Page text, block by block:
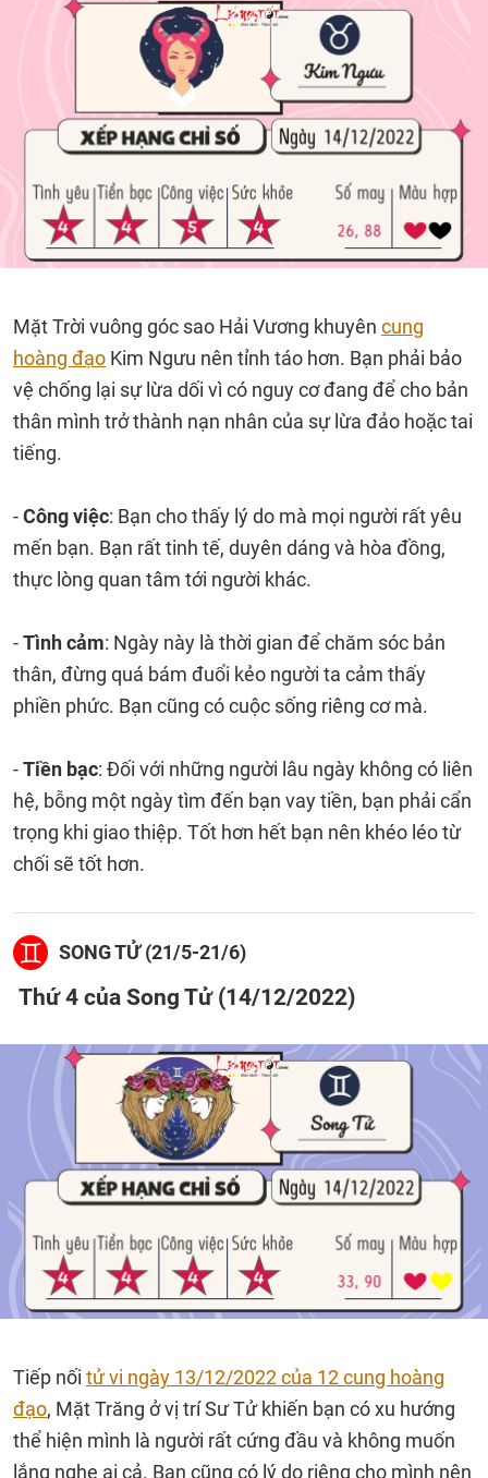
Mặt Trời vuông góc sao Hải Vương khuyên cung
hoàng đạo Kim Ngưu nên tỉnh táo hơn. Bạn phải bảo
vệ chống lại sự lừa dối vì có nguy cơ đang để cho bản
thân mình trở thành nạn nhân của sự lừa đảo hoặc tai
tiếng.
-Công việc: Bạn cho thấy lý do mà mọi người rất yêu
mến bạn. Bạn rất tinh tế, duyên dáng và hòa đồng,
thực lòng quan tâm tới người khác.
-Tình cảm: Ngày này là thời gian để chăm sóc bản
thân, đừng quá bám đuổi kẻo người ta cảm thấy
phiền phức. Bạn cũng có cuộc sống riêng cơ mà.
-Tiền bạc: Đối với những người lâu ngày không có liên
hệ, bỗng một ngày tìm đến bạn vay tiền, bạn phải cẩn
trọng khi giao thiệp. Tốt hơn hết bạn nên khéo léo từ
chối sẽ tốt hơn.
SONG TỬ (21/5-21/6)
Thứ 4 của Song Tử (14/12/2022)
Tiếp nối tử vi ngày 13/12/2022 của 12 cung hoàng
đạo, Mặt Trăng ở vị trí Sư Tử khiến bạn có xu hướng
thể hiện mình là người rất cứng đầu và không muốn
lắng nghe ai cả. Bạn cũng có lý do riêng cho mình nên